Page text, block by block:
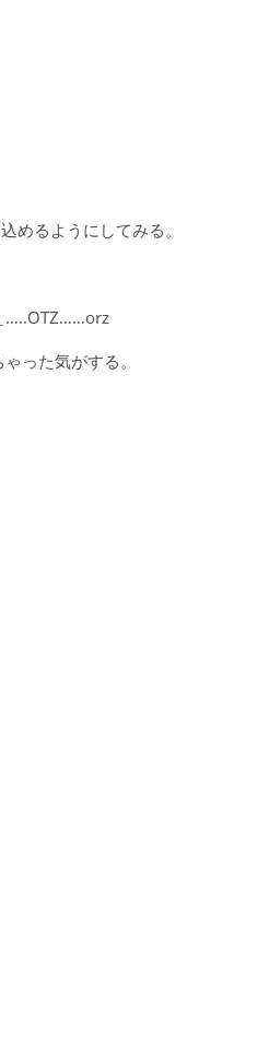
めるようにしてみる。
…..OTZ……orz
った気がする。